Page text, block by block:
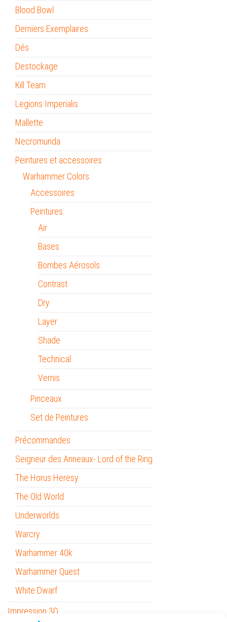
Blood Bowl
Derniers Exemplaires
Dés
Destockage
Kill Team
Legions Imperialis
Mallette
Necromunda
Peintures et accessoires
Warhammer Colors
Accessoires
Peintures
Air
Bases
Bombes Aérosols
Contrast
Dry
Layer
Shade
Technical
Vernis
Pinceaux
Set de Peintures
Précommandes
Seigneur des Anneaux- Lord of the Ring
The Horus Heresy
The Old World
Underworlds
Warcry
Warhammer 40k
Warhammer Quest
White Dwarf
Impression 3D